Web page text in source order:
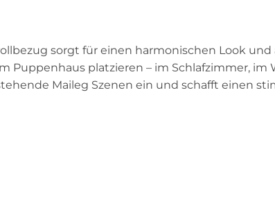
sorgt für einen harmonischen Look
Puppenhaus platzieren – im Schlafzimmer, im
Maileg Szenen ein und schafft einen